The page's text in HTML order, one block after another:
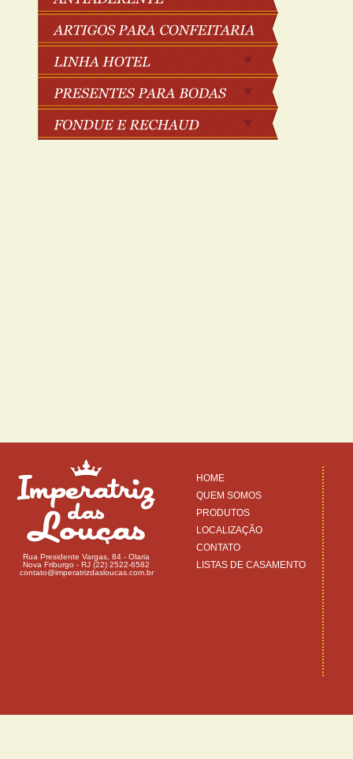
Rua Presidente Vargas, 84 - Olaria
Nova Friburgo - RJ (22) 2522-6582
contato@imperatrizdasloucas.com.br
HOME
QUEM SOMOS
PRODUTOS
LOCALIZAÇÃO
CONTATO
LISTAS DE CASAMENTO